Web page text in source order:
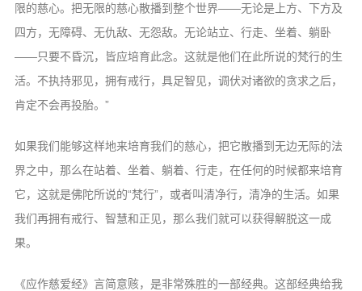
限的慈心。把无限的慈心散播到整个世界——无论是上方、下方及
四方，无障碍、无仇敌、无怨敌。无论站立、行走、坐着、躺卧
——只要不昏沉，皆应培育此念。这就是他们在此所说的梵行的生
活。不执持邪见，拥有戒行，具足智见，调伏对诸欲的贪求之后，
肯定不会再投胎。”
如果我们能够这样地来培育我们的慈心，把它散播到无边无际的法
界之中，那么在站着、坐着、躺着、行走，在任何的时候都来培育
它，这就是佛陀所说的“梵行”，或者叫清净行，清净的生活。如果
我们再拥有戒行、智慧和正见，那么我们就可以获得解脱这一成
果。
《应作慈爱经》言简意赅，是非常殊胜的一部经典。这部经典给我